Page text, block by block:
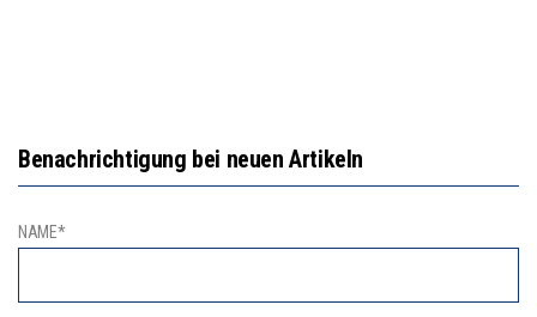
Benachrichtigung bei neuen Artikeln
NAME*